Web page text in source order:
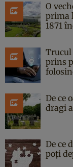
O
prima
1871
Trucul
prins
De ce
dragi
De ce
poți